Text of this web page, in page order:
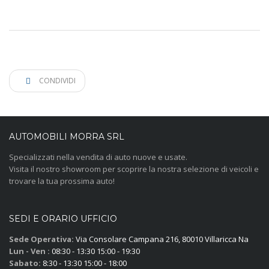
CONDIVIDI
AUTOMOBILI MORRA SRL
Specializzati nella vendita di auto nuove e usate.
Visita il nostro showroom per scoprire la nostra selezione di veicoli e
trovare la tua prossima auto!
SEDI E ORARIO UFFICIO
Sede Operativa: Via Consolare Campana 216, 80010 Villaricca Na
Lun - Ven : 08:30 - 13:30 15:00 - 19:30
Sabato: 8:30 - 13:30 15:00 - 18:00